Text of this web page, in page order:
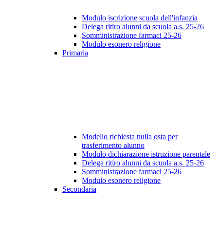
Modulo iscrizione scuola dell'infanzia
Delega ritiro alunni da scuola a.s. 25-26
Somministrazione farmaci 25-26
Modulo esonero religione
Primaria
Modello richiesta nulla osta per
trasferimento alunno
Modulo dichiarazione istruzione parentale
Delega ritiro alunni da scuola a.s. 25-26
Somministrazione farmaci 25-26
Modulo esonero religione
Secondaria